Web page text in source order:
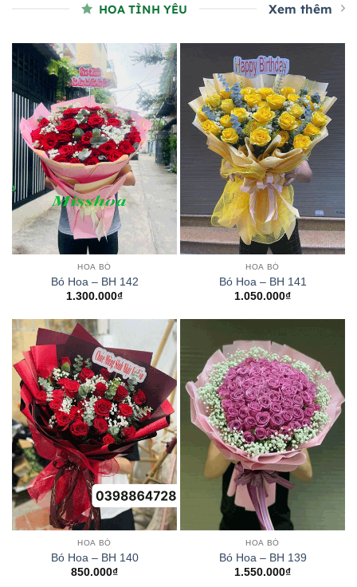
HOA TÌNH YÊU Xem thêm
HOA BÓ
Bó Hoa – BH 142
1.300.000₫
HOA BÓ
Bó Hoa – BH 141
1.050.000₫
HOA BÓ
Bó Hoa – BH 140
850.000₫
HOA BÓ
Bó Hoa – BH 139
1.550.000₫